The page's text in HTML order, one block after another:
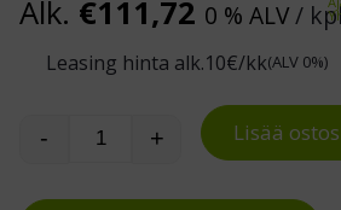
Alk. €111,72 0 % ALV/
Leasing hinta alk.10€/kk(ALV 0%)
Kansi kippikonttiin määrä
- + Lisää